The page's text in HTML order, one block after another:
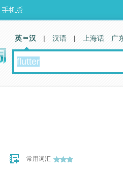
常用词汇
英 汉 | 汉语 | 上海话 广